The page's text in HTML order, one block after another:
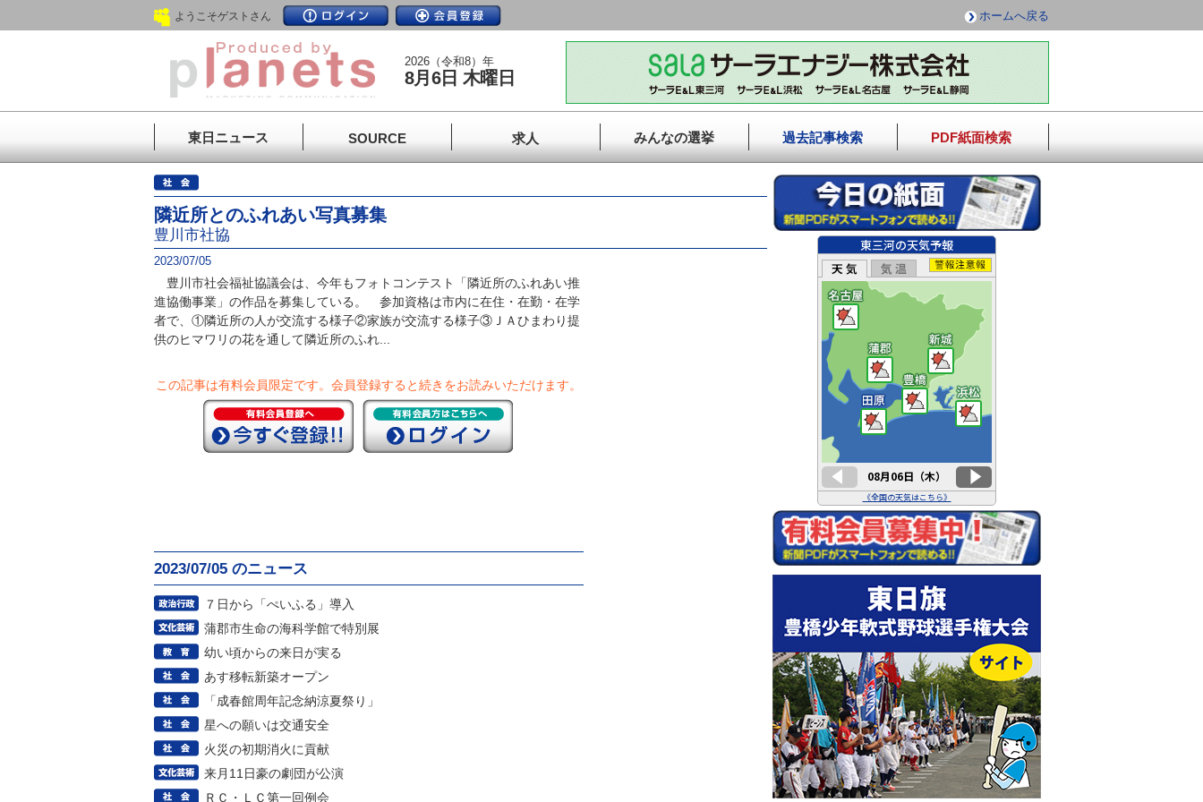
ようこそゲストさん ホームへ戻る
2026（令和8）年
8月6日 木曜日
東日ニュース SOURCE 求人 みんなの選挙 過去記事検索 PDF紙面検索
隣近所とのふれあい写真募集
豊川市社協
2023/07/05
豊川市社会福祉協議会は、今年もフォトコンテスト「隣近所のふれあい推
進協働事業」の作品を募集している。 参加資格は市内に在住・在勤・在学
者で、①隣近所の人が交流する様子②家族が交流する様子③ＪＡひまわり提
供のヒマワリの花を通して隣近所のふれ...
この記事は有料会員限定です。 会員登録すると続きをお読みいただけます。
2023/07/05 のニュース
７日から「ぺいふる」導入
蒲郡市生命の海科学館で特別展
幼い頃からの来日が実る
あす移転新築オープン
「成春館周年記念納涼夏祭り」
星への願いは交通安全
火災の初期消火に貢献
来月11日豪の劇団が公演
ＲＣ・ＬＣ第一回例会